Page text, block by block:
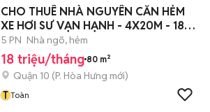
CHO THUÊ NHÀ NGUYÊN CĂN HẺM
XE HƠI SƯ VẠN HẠNH - 4X20M - 18
Triệu .
5 PN Nhà ngõ, hẻm
18 triệu/tháng 80 m²
Quận 10 (P. Hòa Hưng mới)
T Toàn